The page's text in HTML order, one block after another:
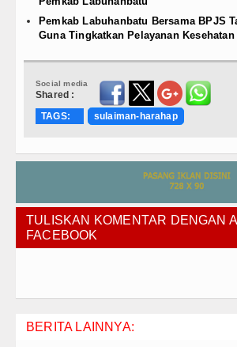
Pemkab Labuhanbatu Bersama BPJS
Guna Tingkatkan Pelayanan Kesehatan
Social media
Shared :
TAGS:
sulaiman-harahap
TULISKAN KOMENTAR DENGAN
FACEBOOK
BERITA LAINNYA: